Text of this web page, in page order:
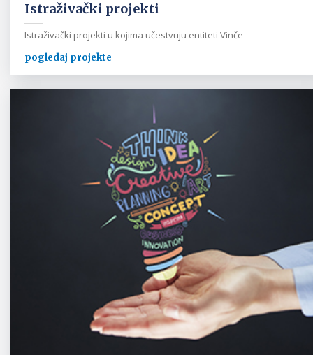
Istraživački projekti
Istraživački projekti u kojima učestvuju entiteti Vinče
pogledaj projekte